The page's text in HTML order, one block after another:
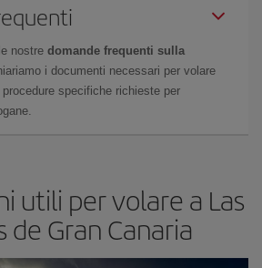
nostre domande frequenti sulla
i documenti necessari per volare
specifiche richieste per
utili per volare a Las
de Gran Canaria